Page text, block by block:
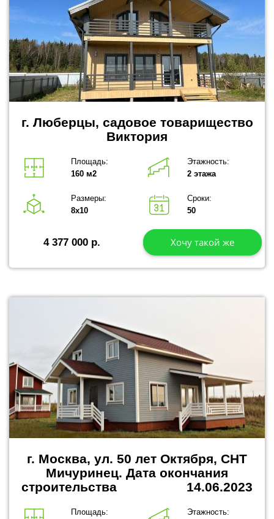
г. Люберцы, садовое товарищество
Виктория
Площадь:
160 м2
Этажность:
2 этажа
Размеры:
8х10
Сроки:
50
4 377 000 р. Хочу такой же
г. Москва, ул. 50 лет Октября, СНТ
Мичуринец. Дата окончания
строительства 14.06.2023
Площадь:
Этажность: